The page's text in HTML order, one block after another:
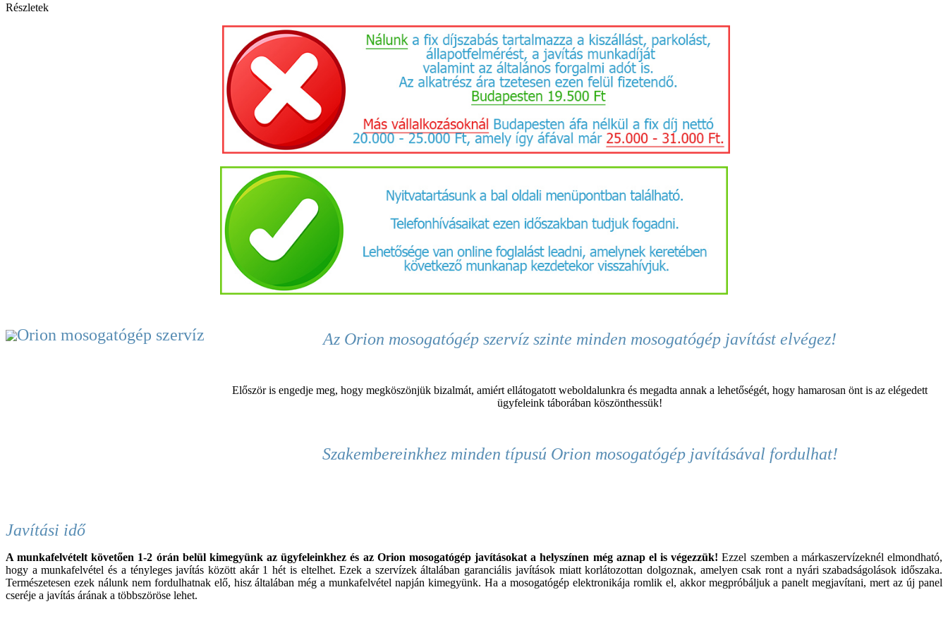
Részletek
Az Orion mosogatógép szervíz szinte minden mosogatógép javítást elvégez!
Először is engedje meg, hogy megköszönjük bizalmát, amiért ellátogatott weboldalunkra és megadta annak a lehetőségét, hogy hamarosan önt is az elégedett
ügyfeleink táborában köszönthessük!
Szakembereinkhez minden típusú Orion mosogatógépjavításával fordulhat!
Javítási idő
A munkafelvételt követően 1-2 órán belül kimegyünk az ügyfeleinkhez és az Orion mosogatógép javításokat a helyszínen még aznap el is végezzük! Ezzel szemben a márkaszervízeknél elmondható,
hogy a munkafelvétel és a tényleges javítás között akár 1 hét is eltelhet. Ezek a szervízek általában garanciális javítások miatt korlátozottan dolgoznak, amelyen csak ront a nyári szabadságolások időszaka.
Természetesen ezek nálunk nem fordulhatnak elő, hisz általában még a munkafelvétel napján kimegyünk. Ha a mosogatógép elektronikája romlik el, akkor megpróbáljuk a panelt megjavítani, mert az új panel
cseréje a javítás árának a többszöröse lehet.